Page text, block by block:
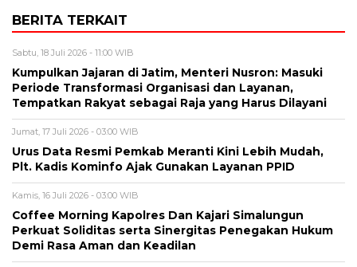
BERITA TERKAIT
Sabtu, 18 Juli 2026 - 11:00 WIB
Kumpulkan Jajaran di Jatim, Menteri Nusron: Masuki
Periode Transformasi Organisasi dan Layanan,
Tempatkan Rakyat sebagai Raja yang Harus Dilayani
Jumat, 17 Juli 2026 - 03:00 WIB
Urus Data Resmi Pemkab Meranti Kini Lebih Mudah,
Plt. Kadis Kominfo Ajak Gunakan Layanan PPID
Kamis, 16 Juli 2026 - 03:00 WIB
Coffee Morning Kapolres Dan Kajari Simalungun
Perkuat Soliditas serta Sinergitas Penegakan Hukum
Demi Rasa Aman dan Keadilan